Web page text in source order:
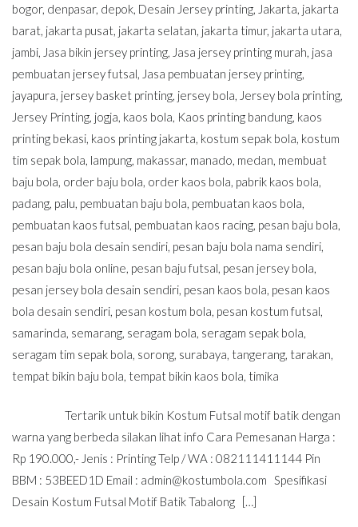
bogor, denpasar, depok, Desain Jersey printing, Jakarta, jakarta
barat, jakarta pusat, jakarta selatan, jakarta timur, jakarta utara,
jambi, Jasa bikin jersey printing, Jasa jersey printing murah, jasa
pembuatan jersey futsal, Jasa pembuatan jersey printing,
jayapura, jersey basket printing, jersey bola, Jersey bola printing,
Jersey Printing, jogja, kaos bola, Kaos printing bandung, kaos
printing bekasi, kaos printing jakarta, kostum sepak bola, kostum
tim sepak bola, lampung, makassar, manado, medan, membuat
baju bola, order baju bola, order kaos bola, pabrik kaos bola,
padang, palu, pembuatan baju bola, pembuatan kaos bola,
pembuatan kaos futsal, pembuatan kaos racing, pesan baju bola,
pesan baju bola desain sendiri, pesan baju bola nama sendiri,
pesan baju bola online, pesan baju futsal, pesan jersey bola,
pesan jersey bola desain sendiri, pesan kaos bola, pesan kaos
bola desain sendiri, pesan kostum bola, pesan kostum futsal,
samarinda, semarang, seragam bola, seragam sepak bola,
seragam tim sepak bola, sorong, surabaya, tangerang, tarakan,
tempat bikin baju bola, tempat bikin kaos bola, timika
Tertarik untuk bikin Kostum Futsal motif batik dengan
warna yang berbeda silakan lihat info Cara Pemesanan Harga :
Rp 190.000,- Jenis : Printing Telp / WA : 082111411144 Pin
BBM : 53BEED1D Email : admin@kostumbola.com Spesifikasi
Desain Kostum Futsal Motif Batik Tabalong […]